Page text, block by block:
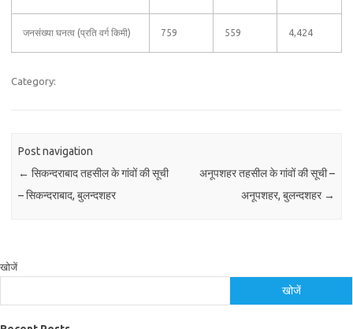
जनसंख्या घनत्व (प्रति वर्ग किमी) 759 559 4,424
Category:
Post navigation
← सिकन्दराबाद तहसील के गांवों की सूची
– सिकन्दराबाद, बुलन्दशहर
अनूपशहर तहसील के गांवों की सूची –
अनूपशहर, बुलन्दशहर →
खोजें
खोजें